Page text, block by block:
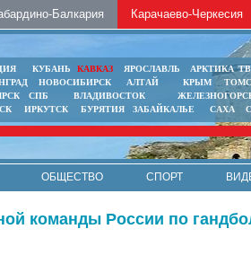
Балкария Карачаево-Черкесия
КУБАНЬ КАВКАЗ ЯРОСЛАВЛЬ АРКТИКА
НОВОСИБИРСК АЛТАЙ КРЫМ
СПБ ВЛАДИВОСТОК
ИРКУТСК БУРЯТИЯ ЗАБАЙКАЛЬЕ САХА
ОБЩЕСТВО СПОРТ
команды России по